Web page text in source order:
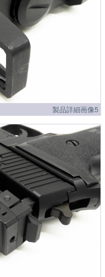
製品詳細画像5